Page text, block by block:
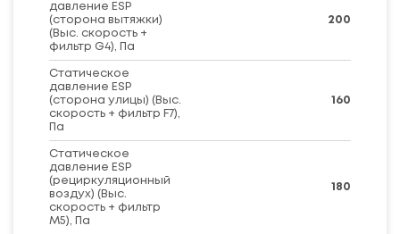
давление ESP
(сторона вытяжки)
(Выс. скорость +
фильтр G4), Па
200
Статическое
давление ESP
(сторона улицы) (Выс.
скорость + фильтр F7),
Па
160
Статическое
давление ESP
(рециркуляционный
воздух) (Выс.
скорость + фильтр
M5), Па
180